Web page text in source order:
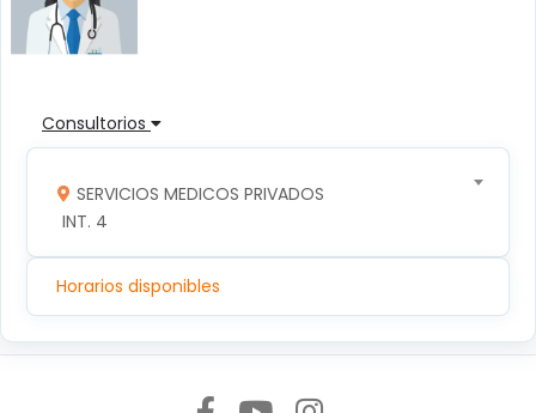
Consultorios
SERVICIOS MEDICOS PRIVADOS
INT. 4
Horarios disponibles